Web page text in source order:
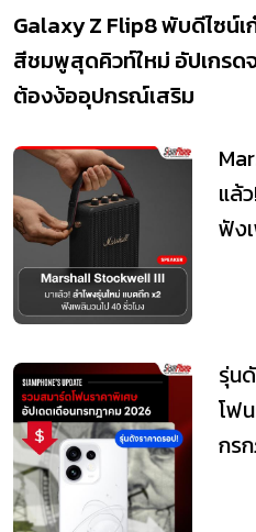
Galaxy Z Flip8 พับดีไซน์
สีชมพูสุดคิวท์ใหม่ อัปเกรด
ต้องง้ออุปกรณ์เสริม
แล้
ฟัง
รุ่น
โฟ
กร